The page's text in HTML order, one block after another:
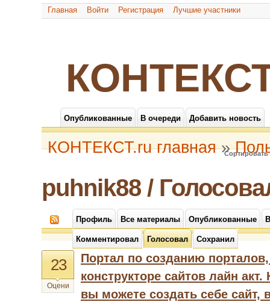
Главная Войти Регистрация Лучшие участники
Опубликованные В очереди Добавить новость
КОНТЕКСТ.ru главная»
puhnik88 /
Профиль Все материалы Опубликованные
Комментировал Голосовал Сохранил
23
Оцени
Портал по созданию
конструкторе сайтов лайн
вы можете создать себе сайт,